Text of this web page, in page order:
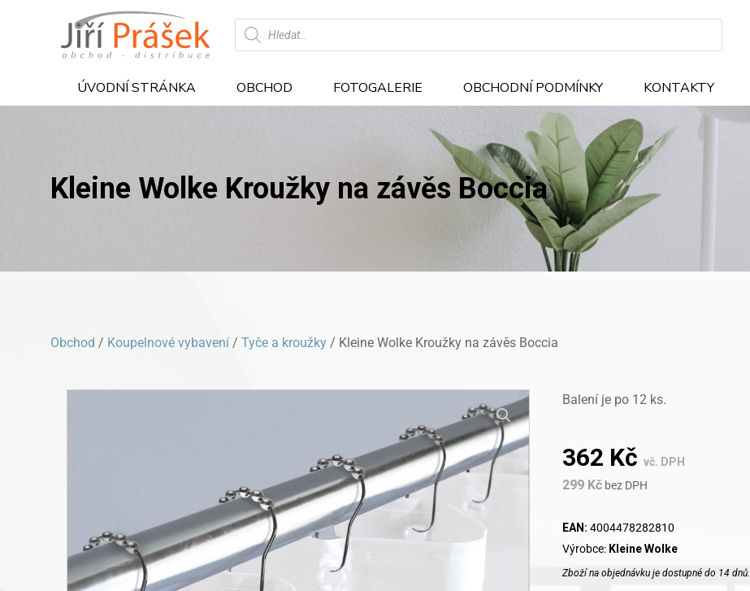
Products
search
ÚVODNÍ STRÁNKA OBCHOD FOTOGALERIE OBCHODNÍ PODMÍNKY KONTAKTY
Kleine Wolke Kroužky na závěs Boccia
Obchod / Koupelnové vybavení / Tyče a kroužky / Kleine Wolke Kroužky na závěs Boccia
Balení je po 12 ks.
362 Kč vč. DPH
299 Kč bez DPH
EAN: 4004478282810
Výrobce: Kleine Wolke
Zboží na objednávku je dostupné do 14 dnů.